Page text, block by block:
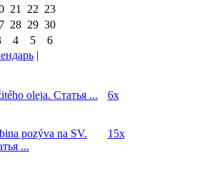
21 22 23
28 29 30
4 5
6
|
oleja. Статья ... 6x
pozýva na SV.
...
15x